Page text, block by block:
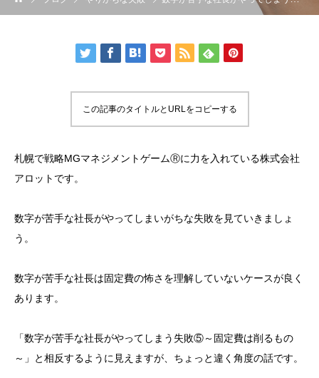
この記事のタイトルとURLをコピーする
札幌で戦略MGマネジメントゲームⓇに力を入れている株式会社
アロットです。
数字が苦手な社長がやってしまいがちな失敗を見ていきましょ
う。
数字が苦手な社長は固定費の怖さを理解していないケースが良く
あります。
「数字が苦手な社長がやってしまう失敗⑤～固定費は削るもの
～」
と相反するように見えますが、ちょっと違く角度の話です。